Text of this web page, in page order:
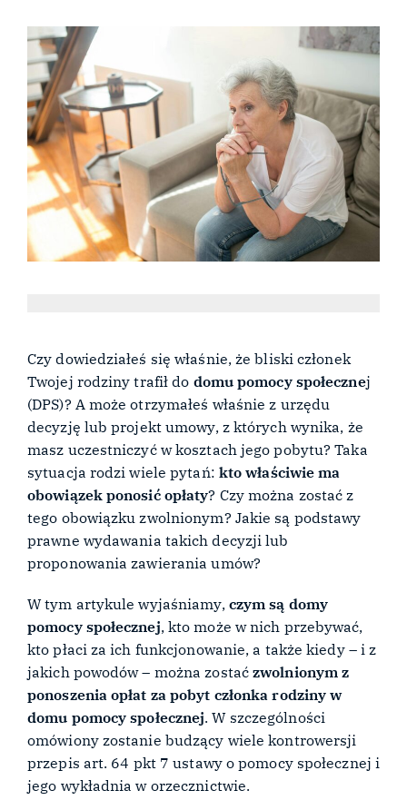
Czy dowiedziałeś się właśnie, że bliski członek
Twojej rodziny trafił do domu pomocy społecznej
(DPS)? A może otrzymałeś właśnie z urzędu
decyzję lub projekt umowy, z których wynika, że
masz uczestniczyć w kosztach jego pobytu? Taka
sytuacja rodzi wiele pytań: kto właściwie ma
obowiązek ponosić opłaty? Czy można zostać z
tego obowiązku zwolnionym? Jakie są podstawy
prawne wydawania takich decyzji lub
proponowania zawierania umów?
W tym artykule wyjaśniamy, czym są domy
pomocy społecznej, kto może w nich przebywać,
kto płaci za ich funkcjonowanie, a także kiedy – i z
jakich powodów – można zostaćzwolnionym z
ponoszenia opłat za pobyt członka rodziny w
domu pomocy społecznej. W szczególności
omówiony zostanie budzący wiele kontrowersji
przepis art. 64 pkt 7 ustawy o pomocy społecznej i
jego wykładnia w orzecznictwie.